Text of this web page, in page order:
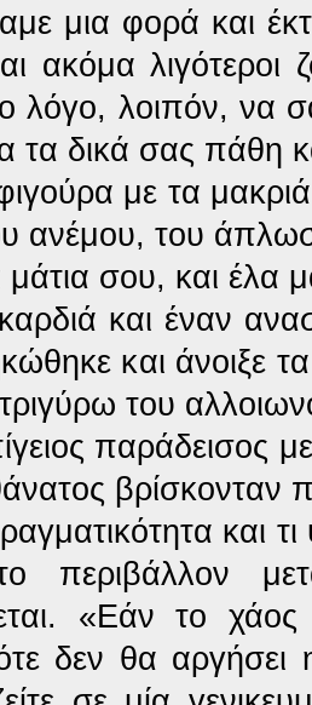
μια φορά και
ακόμα
λόγο, λοιπόν, να
τα δικά σας πάθη
με τα
ανέμου, του
μάτια σου, και έλα
και έναν
και άνοιξε
του
παράδεισος
βρίσκονταν
και
περιβάλλον
«Εάν το
δεν θα αργήσει